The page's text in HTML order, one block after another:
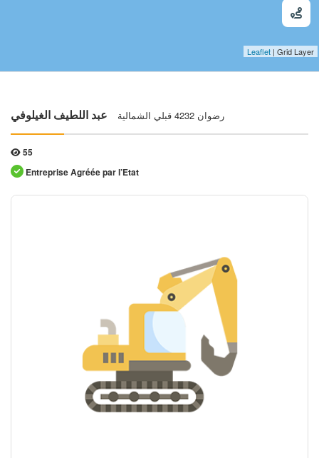
Leaflet | Grid Layer
عبد اللطيف الغيلوفي رضوان 4232 قبلي الشمالية
55
Entreprise Agréée par l’Etat